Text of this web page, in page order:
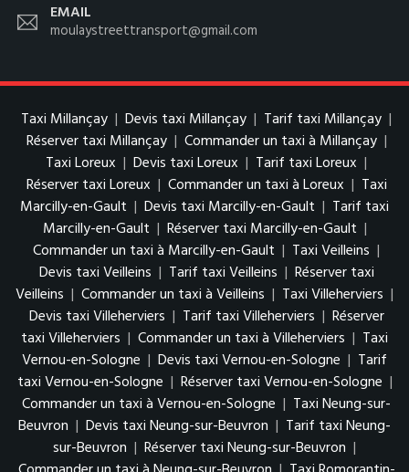
EMAIL
moulaystreettransport@gmail.com
Taxi Millançay | Devis taxi Millançay | Tarif taxi Millançay |
Réserver taxi Millançay | Commander un taxi à Millançay |
Taxi Loreux | Devis taxi Loreux | Tarif taxi Loreux |
Réserver taxi Loreux | Commander un taxi à Loreux | Taxi
Marcilly-en-Gault | Devis taxi Marcilly-en-Gault | Tarif taxi
Marcilly-en-Gault | Réserver taxi Marcilly-en-Gault |
Commander un taxi à Marcilly-en-Gault | Taxi Veilleins |
Devis taxi Veilleins | Tarif taxi Veilleins | Réserver taxi
Veilleins | Commander un taxi à Veilleins | Taxi Villeherviers |
Devis taxi Villeherviers | Tarif taxi Villeherviers | Réserver
taxi Villeherviers | Commander un taxi à Villeherviers | Taxi
Vernou-en-Sologne | Devis taxi Vernou-en-Sologne | Tarif
taxi Vernou-en-Sologne | Réserver taxi Vernou-en-Sologne |
Commander un taxi à Vernou-en-Sologne | Taxi Neung-sur-
Beuvron | Devis taxi Neung-sur-Beuvron | Tarif taxi Neung-
sur-Beuvron | Réserver taxi Neung-sur-Beuvron |